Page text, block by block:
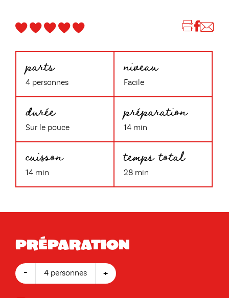
parts
4 personnes
niveau
Facile
durée
Sur le pouce
préparation
14 min
cuisson
14 min
temps total
28 min
Préparation
- 4 personnes +